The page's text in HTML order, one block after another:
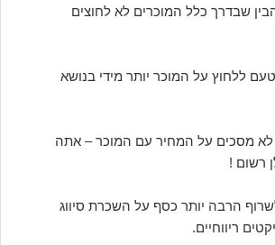
שבדרך כלל המוכרים לא לחוצים
ללחוץ על המוכר יותר מידי בנושא
לא מסכים על המחיר עם המוכר – אתה
רשום !
הרבה יותר כסף על השכרת סיווג
ריווחיים.